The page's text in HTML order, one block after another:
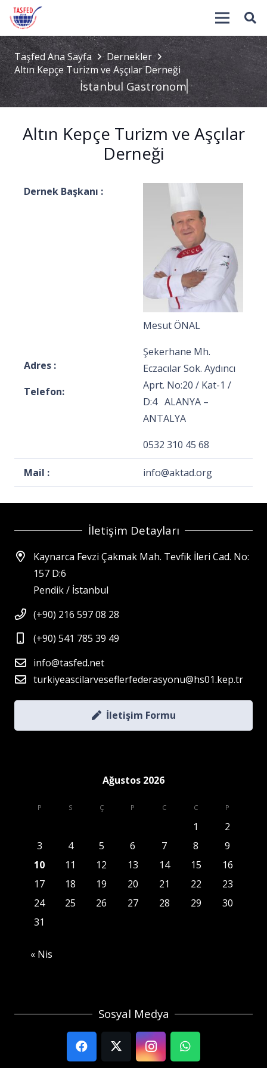
Taşfed Ana Sayfa
Dernekler
Altın Kepçe Turizm ve Aşçılar Derneği
İstanbul Gastronomi
Altın Kepçe Turizm ve Aşçılar
Derneği
Dernek Başkanı :
Adres :
Telefon:
Mesut ÖNAL
Şekerhane Mh.
Eczacılar Sok. Aydıncı
Aprt. No:20 / Kat-1 /
D:4 ALANYA –
ANTALYA
0532 310 45 68
Mail : info@aktad.org
İletişim Detayları
Kaynarca Fevzi Çakmak Mah. Tevfik İleri Cad. No:
157 D:6
Pendik / İstanbul
(+90) 216 597 08 28
(+90) 541 785 39 49
info@tasfed.net
turkiyeascilarveseflerfederasyonu@hs01.kep.tr
İletişim Formu
Ağustos 2026
P S Ç P C C P
1
2
3
4 5 6 7 8
9
10
11 12 13 14 15
16
17
18 19 20 21 22
23
24
25 26 27 28 29
30
31
« Nis
Sosyal Medya